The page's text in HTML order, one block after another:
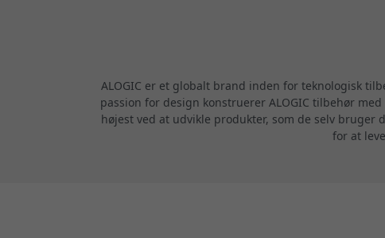
ALOGIC er et globalt brand inden for teknologisk
passion for design konstruerer ALOGIC tilbehør
højest ved at udvikle produkter, som de selv
for at